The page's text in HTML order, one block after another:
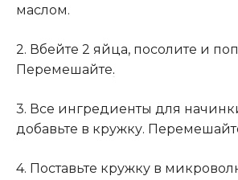
маслом.
2. Вбейте 2 яйца, посолите и
Перемешайте.
3. Все ингредиенты для
добавьте в кружку.
4. Поставьте кружку в